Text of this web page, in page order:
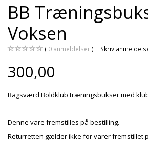
BB
Voksen
0 anmeldelser Skriv
300,00
Bagsværd Boldklub træningsbukser med
Denne vare fremstilles på bestilling.
Returretten gælder ikke for varer fremstillet